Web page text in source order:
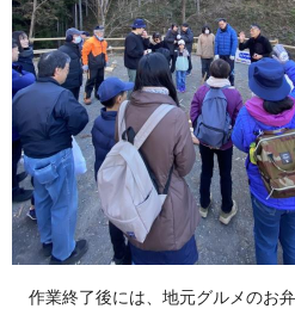
作業終了後には、地元グルメのお